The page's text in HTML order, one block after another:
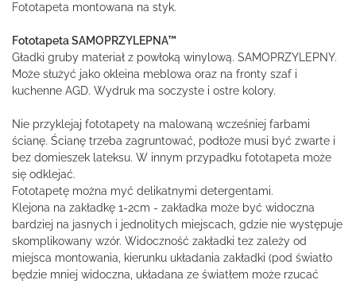
Fototapeta montowana na styk.
Fototapeta SAMOPRZYLEPNA™
Gładki gruby materiał z powłoką winylową. SAMOPRZYLEPNY.
Może służyć jako okleina meblowa oraz na fronty szaf i
kuchenne AGD. Wydruk ma soczyste i ostre kolory.
Nie przyklejaj fototapety na malowaną wcześniej farbami
ścianę. Ścianę trzeba zagruntować, podłoże musi być zwarte i
bez domieszek lateksu. W innym przypadku fototapeta może
się odklejać.
Fototapetę można myć delikatnymi detergentami.
Klejona na zakładkę 1-2cm - zakładka może być widoczna
bardziej na jasnych i jednolitych miejscach, gdzie nie występuje
skomplikowany wzór. Widoczność zakładki tez zależy od
miejsca montowania, kierunku układania zakładki (pod światło
będzie mniej widoczna, układana ze światłem może rzucać